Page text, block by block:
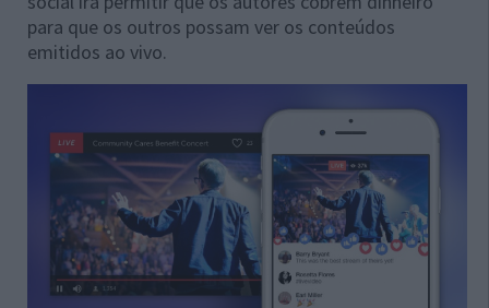
para que os outros possam ver os conteúdos
emitidos ao vivo.